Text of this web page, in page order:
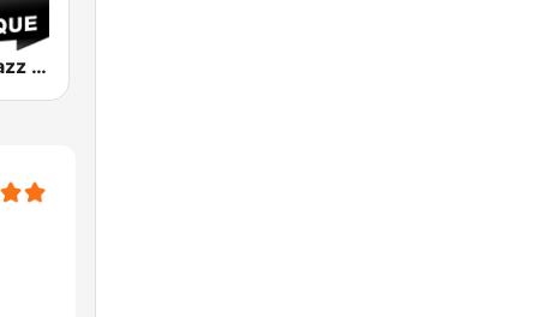
Jazz Radio Jazz & Classique